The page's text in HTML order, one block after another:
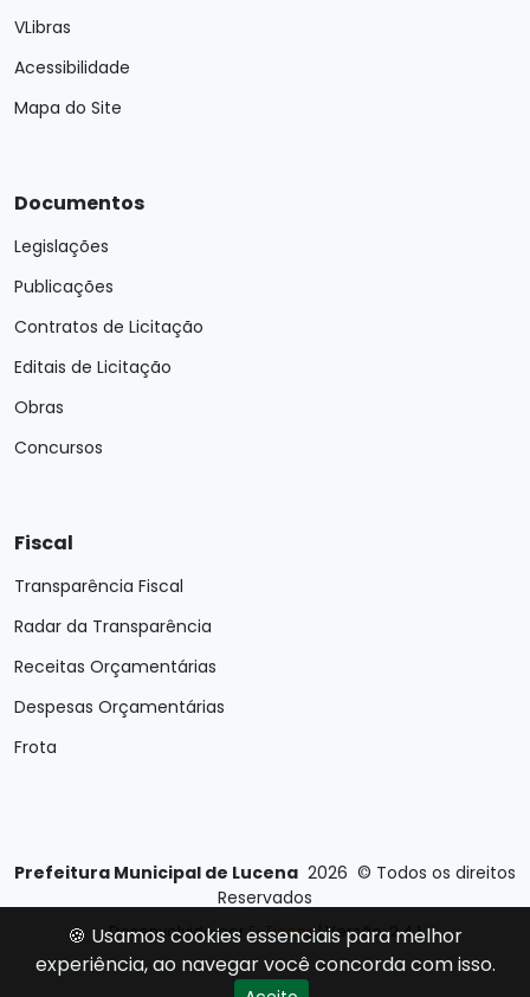
VLibras
Acessibilidade
Mapa do Site
Documentos
Legislações
Publicações
Contratos de Licitação
Editais de Licitação
Obras
Concursos
Fiscal
Transparência Fiscal
Radar da Transparência
Receitas Orçamentárias
Despesas Orçamentárias
Frota
Prefeitura Municipal de Lucena 2026 © Todos os direitos
Reservados
Desenvolvido porE-Ticons| Versão: 2.4.1
🍪 Usamos cookies essenciais para melhor
experiência, ao navegar você concorda com isso.